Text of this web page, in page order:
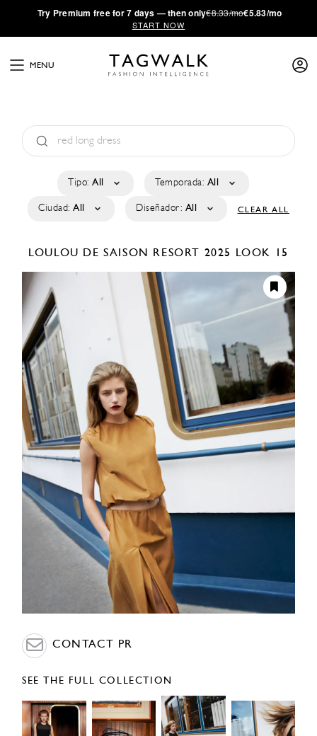
·Try Premium free for 7 days — then only€8.33/mo€5.83/mo
START NOW
MENU
Tipo: All Temporada: All
Ciudad: All Diseñador: All CLEAR ALL
LOULOU DE SAISON RESORT 2025 LOOK 15
CONTACT PR
SEE THE FULL COLLECTION